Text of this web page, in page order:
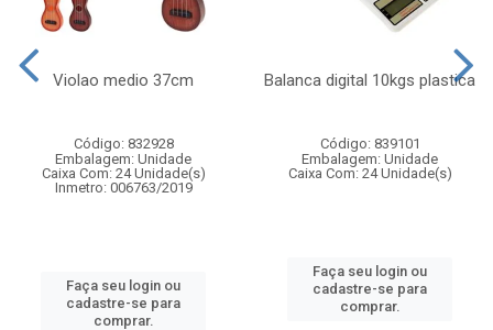
Violao medio 37cm
Código: 832928
Embalagem: Unidade
Caixa Com: 24 Unidade(s)
Inmetro: 006763/2019
Faça seu login ou
cadastre-se para
comprar.
Balanca digital 10kgs plastica
Código: 839101
Embalagem: Unidade
Caixa Com: 24 Unidade(s)
Faça seu login ou
cadastre-se para
comprar.